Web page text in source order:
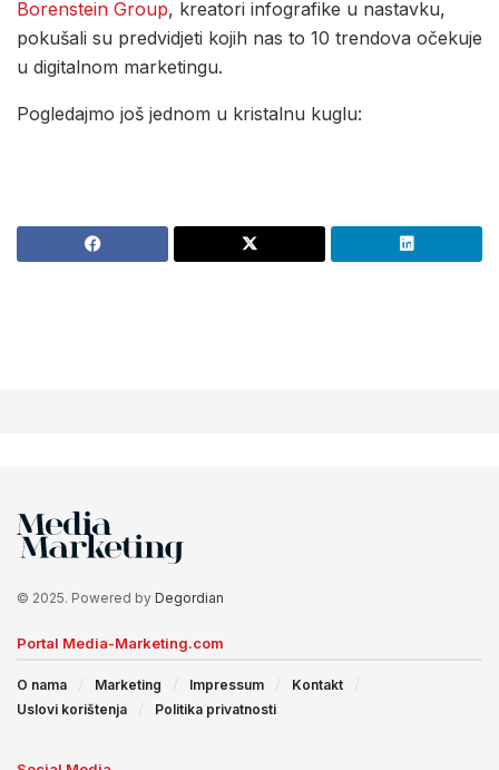
Borenstein Group, kreatori infografike u nastavku,
pokušali su predvidjeti kojih nas to 10 trendova očekuje
u digitalnom marketingu.
Pogledajmo još jednom u kristalnu kuglu:
© 2025. Powered by Degordian
Portal Media-Marketing.com
O nama Marketing Impressum
Kontakt
Uslovi korištenja
Politika privatnosti